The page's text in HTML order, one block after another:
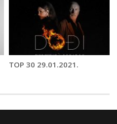
TOP 30 29.01.2021.